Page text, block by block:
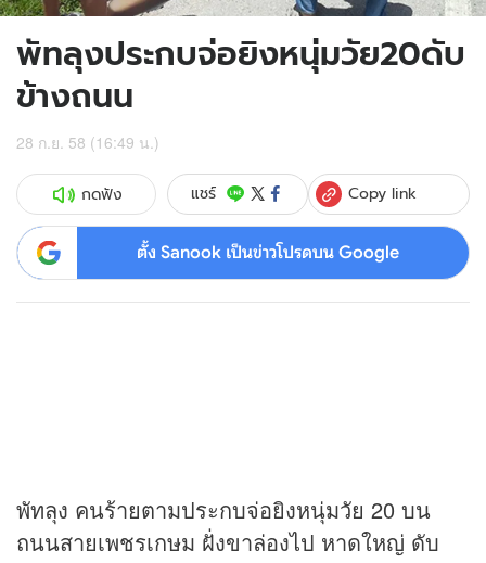
พัทลุงประกบจ่อยิงหนุ่มวัย20ดับ
ข้างถนน
28 ก.ย. 58 (16:49 น.)
กดฟัง แชร์ Copy link
ตั้ง Sanook เป็นข่าวโปรดบน Google
พัทลุง คนร้ายตามประกบจ่อยิงหนุ่มวัย 20 บน
ถนนสายเพชรเกษม ฝั่งขาล่องไป หาดใหญ่ ดับ